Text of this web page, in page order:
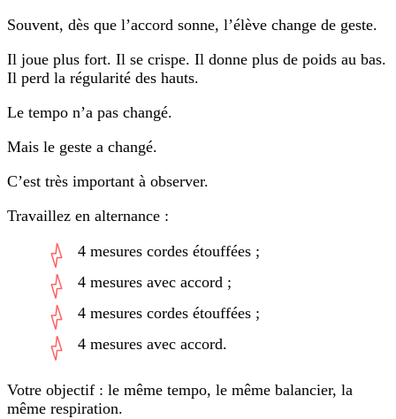
Souvent, dès que l’accord sonne, l’élève change de geste.
Il joue plus fort. Il se crispe. Il donne plus de poids au bas.
Il perd la régularité des hauts.
Le tempo n’a pas changé.
Mais le geste a changé.
C’est très important à observer.
Travaillez en alternance :
4 mesures cordes étouffées ;
4 mesures avec accord ;
4 mesures cordes étouffées ;
4 mesures avec accord.
Votre objectif : le même tempo, le même balancier, la
même respiration.